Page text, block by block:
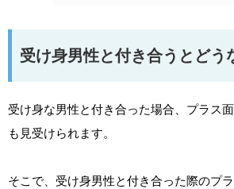
受け身男性と付き合うとどう
受け身な男性と付き合った場合、プラス
も見受けられます。
そこで、受け身男性と付き合った際のプ